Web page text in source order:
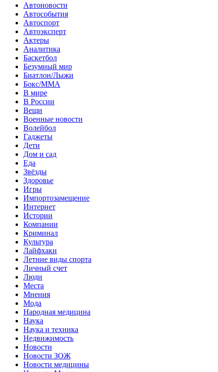
Автоновости
Автособытия
Автоспорт
Автоэксперт
Актеры
Аналитика
Баскетбол
Безумный мир
Биатлон/Лыжи
Бокс/MMA
В мире
В России
Вещи
Военные новости
Волейбол
Гаджеты
Дети
Дом и сад
Еда
Звёзды
Здоровье
Игры
Импортозамещение
Интернет
Истории
Компании
Криминал
Культура
Лайфхаки
Летние виды спорта
Личный счет
Люди
Места
Мнения
Мода
Народная медицина
Наука
Наука и техника
Недвижимость
Новости
Новости ЗОЖ
Новости медицины